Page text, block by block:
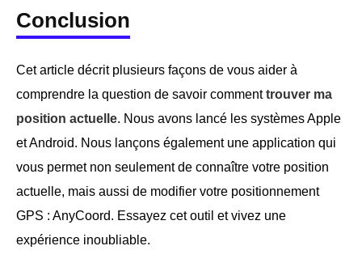
Conclusion
Cet article décrit plusieurs façons de vous aider à
comprendre la question de savoir commenttrouver ma
position actuelle. Nous avons lancé les systèmes Apple
et Android. Nous lançons également une application qui
vous permet non seulement de connaître votre position
actuelle, mais aussi de modifier votre positionnement
GPS : AnyCoord. Essayez cet outil et vivez une
expérience inoubliable.